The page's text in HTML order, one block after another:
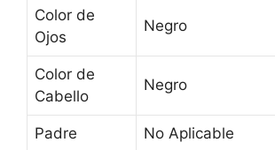
Color de
Ojos
Negro
Color de
Cabello
Negro
Padre No Aplicable